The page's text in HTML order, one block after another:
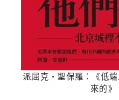
派屈克‧聖保羅：《低
來的》